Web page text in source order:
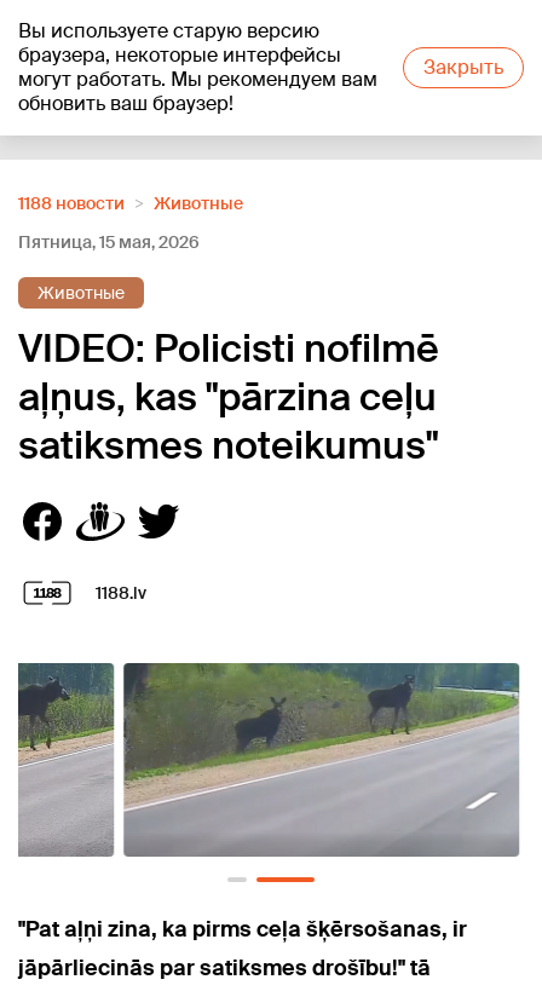
Вы используете старую версию
браузера, некоторые интерфейсы
могут работать. Мы рекомендуем вам
обновить ваш браузер!
Закрыть
+21°C
1188 новости
Животные
Пятница, 15 мая, 2026
Животные
VIDEO: Policisti nofilmē
aļņus, kas "pārzina ceļu
satiksmes noteikumus"
1188.lv
"Pat aļņi zina, ka pirms ceļa šķērsošanas, ir
jāpārliecinās par satiksmes drošību!" tā